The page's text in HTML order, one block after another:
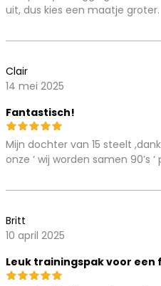
uit, dus kies een maatje groter.
Clair
14 mei 2025
Fantastisch!
Mijn dochter van 15 steelt
onze ‘ wij worden samen 90’s
Britt
10 april 2025
Leuk trainingspak voor een